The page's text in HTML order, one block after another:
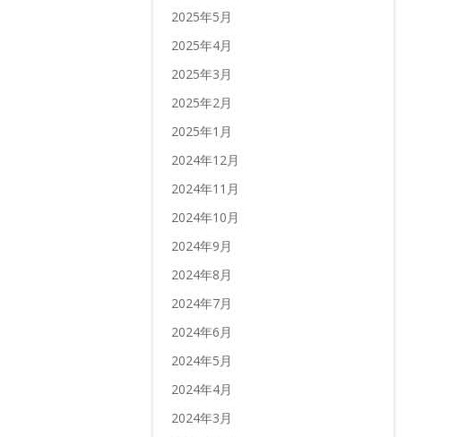
2025年5月
2025年4月
2025年3月
2025年2月
2025年1月
2024年12月
2024年11月
2024年10月
2024年9月
2024年8月
2024年7月
2024年6月
2024年5月
2024年4月
2024年3月